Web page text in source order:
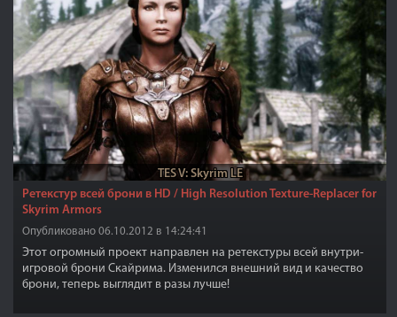
TES V: Skyrim LE
Ретекстур всей брони в HD / High Resolution Texture-Replacer for
Skyrim Armors
Опубликовано 06.10.2012 в 14:24:41
Этот огромный проект направлен на ретекстуры всей внутри-
игровой брони Скайрима. Изменился внешний вид и качество
брони, теперь выглядит в разы лучше!